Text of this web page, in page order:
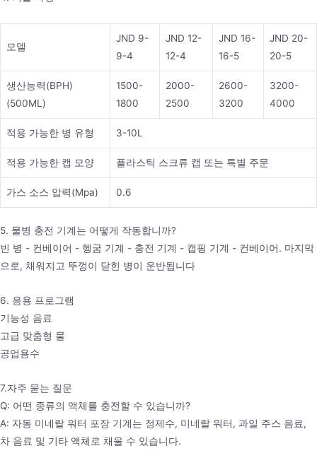
모델
JND 9-
9-4
JND 12-
12-4
JND 16-
16-5
JND 20-
20-5
생산능력(BPH)
(500ML)
1500-
1800
2000-
2500
2600-
3200
3200-
4000
적용 가능한 병 유형 3-10L
적용 가능한 캡 모양 플라스틱 스크류 캡 또는 특별 주문
가스 소스 압력(Mpa) 0.6
5. 물병 충전 기계는 어떻게 작동합니까?
빈 병 - 컨베이어 - 헹굼 기계 - 충전 기계 - 캡핑 기계 - 컨베이어. 마지막
으로, 채워지고 뚜껑이 닫힌 병이 운반됩니다
6. 응용 프로그램
기능성 음료
고급 맞춤형 물
공업용수
7.자주 묻는 질문
Q: 어떤 종류의 액체를 충전할 수 있습니까?
A: 자동 미네랄 워터 포장 기계는 정제수, 미네랄 워터, 과일 주스 음료,
차 음료 및 기타 액체로 채울 수 있습니다.